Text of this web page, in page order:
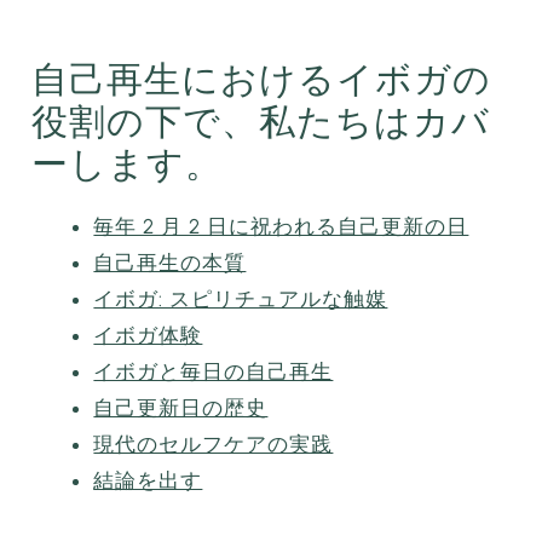
自己再生におけるイボガの
役割の下で、私たちはカバ
ーします。
毎年 2 月 2 日に祝われる自己更新の日
自己再生の本質
イボガ: スピリチュアルな触媒
イボガ体験
イボガと毎日の自己再生
自己更新日の歴史
現代のセルフケアの実践
結論を出す